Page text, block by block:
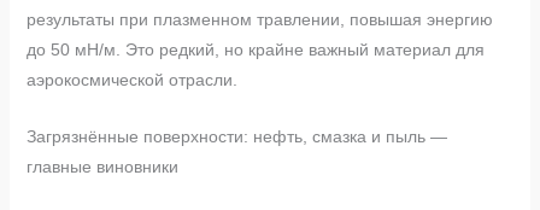
результаты при плазменном травлении, повышая энергию
до 50 мН/м. Это редкий, но крайне важный материал для
аэрокосмической отрасли.
Загрязнённые поверхности: нефть, смазка и пыль —
главные виновники